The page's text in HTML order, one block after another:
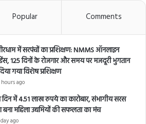
Popular Comments
में सरपंचों का प्रशिक्षण: NMMS ऑनलाइन
125 दिनों के रोजगार और समय पर मजदूरी भुगतान
गया विशेष प्रशिक्षण
ago
दिन में 4.51 लाख रुपये का कारोबार, संभागीय सरस
बना महिला उद्यमियों की सफलता का मंच
ago